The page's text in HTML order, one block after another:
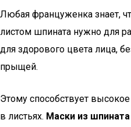
Любая француженка знает,
листом шпината нужно для
для здорового цвета лица,
прыщей.
Этому способствует
в листьях. Маски из